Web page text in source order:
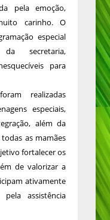
pela emoção,
carinho. O
especial
secretaria,
para
realizadas
especiais,
além da
as mamães
fortalecer os
de valorizar a
ativamente
pela assistência